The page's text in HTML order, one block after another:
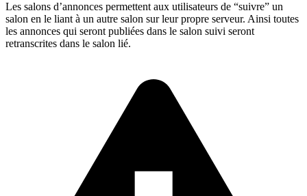
Les salons d’annonces permettent aux utilisateurs de “suivre” un
salon en le liant à un autre salon sur leur propre serveur. Ainsi toutes
les annonces qui seront publiées dans le salon suivi seront
retranscrites dans le salon lié.